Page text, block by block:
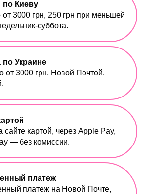
по Киеву
от 3000 грн, 250 грн при меньшей
суббота.
по Украине
от 3000 грн, Новой Почтой,
сайте картой, через Apple Pay,
— без комиссии.
платеж
платеж на Новой Почте,